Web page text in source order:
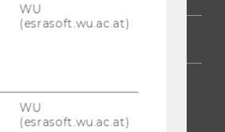
WU
(esrasoft.wu.ac.at)
WU
(esrasoft.wu.ac.at)